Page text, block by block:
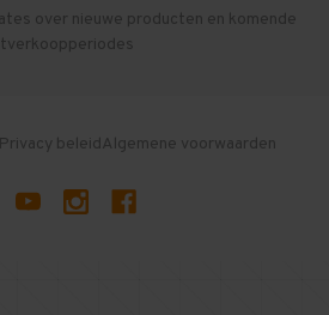
over nieuwe producten en komende
Privacy beleidAlgemene voorwaarden